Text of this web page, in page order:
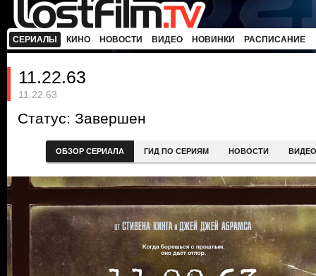
СЕРИАЛЫ КИНО НОВОСТИ ВИДЕО НОВИНКИ РАСПИСАНИЕ
11.22.63
11.22.63
Статус: Завершен
ОБЗОР СЕРИАЛА ГИД ПО СЕРИЯМ НОВОСТИ ВИДЕО